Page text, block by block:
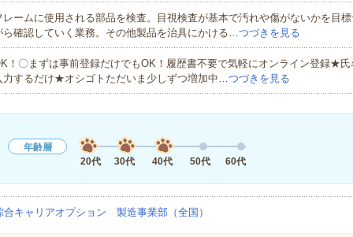
レームに使用される部品を検査。目視検査が基本で汚れや傷がないかを目
ら確認していく業務。その他製品を治具にかける…つづきを見る
！〇まずは事前登録だけでもOK！履歴書不要で気軽にオンライン登録★氏
力するだけ★オシゴトただいま少しずつ増加中…つづきを見る
年齢層
20代
30代 40代 50代 60代
合キャリアオプション 製造事業部（全国）